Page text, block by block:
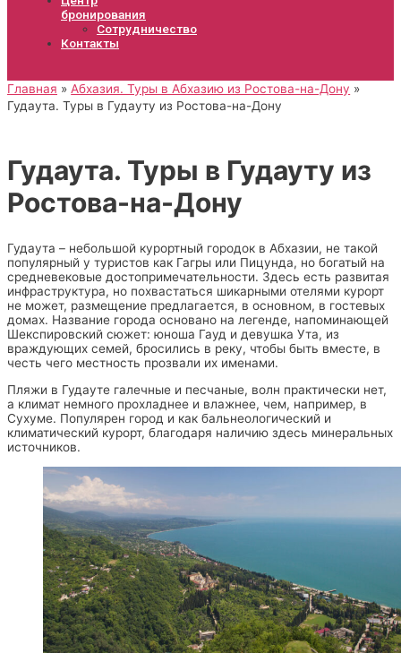
бронирования
Сотрудничество
Контакты
Главная
Абхазия. Туры в Абхазию из Ростова-на-Дону
Гудаута. Туры в Гудауту из Ростова-на-Дону
Гудаута. Туры в Гудауту из
Ростова-на-Дону
Гудаута – небольшой курортный городок в Абхазии, не такой
популярный у туристов как Гагры или Пицунда, но богатый на
средневековые достопримечательности. Здесь есть развитая
инфраструктура, но похвастаться шикарными отелями курорт
не может, размещение предлагается, в основном, в гостевых
домах. Название города основано на легенде, напоминающей
Шекспировский сюжет: юноша Гауд и девушка Ута, из
враждующих семей, бросились в реку, чтобы быть вместе, в
честь чего местность прозвали их именами.
Пляжи в Гудауте галечные и песчаные, волн практически нет,
а климат немного прохладнее и влажнее, чем, например, в
Сухуме. Популярен город и как бальнеологический и
климатический курорт, благодаря наличию здесь минеральных
источников.